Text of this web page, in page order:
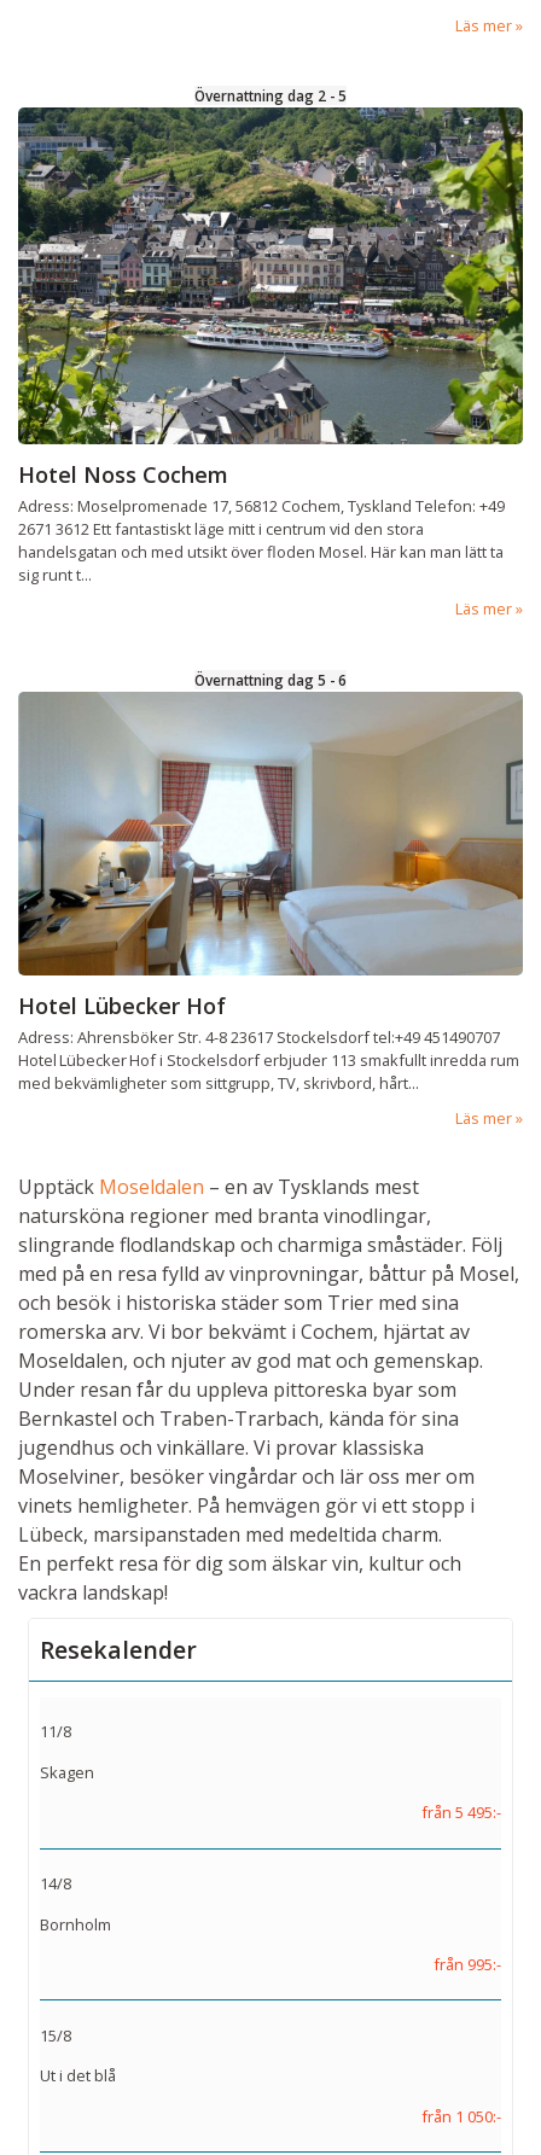
Läs mer
Övernattning dag 2 - 5
Hotel Noss Cochem
Adress: Moselpromenade 17, 56812 Cochem, Tyskland Telefon: +49
2671 3612 Ett fantastiskt läge mitt i centrum vid den stora
handelsgatan och med utsikt över floden Mosel. Här kan man lätt ta
sig runt t...
Läs mer
Övernattning dag 5 - 6
Hotel Lübecker Hof
Adress: Ahrensböker Str. 4-8 23617 Stockelsdorf tel:+49 451490707
Hotel Lübecker Hof i Stockelsdorf erbjuder 113 smakfullt inredda rum
med bekvämligheter som sittgrupp, TV, skrivbord, hårt...
Läs mer
Upptäck Moseldalen – en av Tysklands mest
natursköna regioner med branta vinodlingar,
slingrande flodlandskap och charmiga småstäder. Följ
med på en resa fylld av vinprovningar, båttur på Mosel,
och besök i historiska städer som Trier med sina
romerska arv. Vi bor bekvämt i Cochem, hjärtat av
Moseldalen, och njuter av god mat och gemenskap.
Under resan får du uppleva pittoreska byar som
Bernkastel och Traben-Trarbach, kända för sina
jugendhus och vinkällare. Vi provar klassiska
Moselviner, besöker vingårdar och lär oss mer om
vinets hemligheter. På hemvägen gör vi ett stopp i
Lübeck, marsipanstaden med medeltida charm.
En perfekt resa för dig som älskar vin, kultur och
vackra landskap!
Resekalender
11/8
Skagen
från 5 495:-
14/8
Bornholm
från 995:-
15/8
Ut i det blå
från 1 050:-